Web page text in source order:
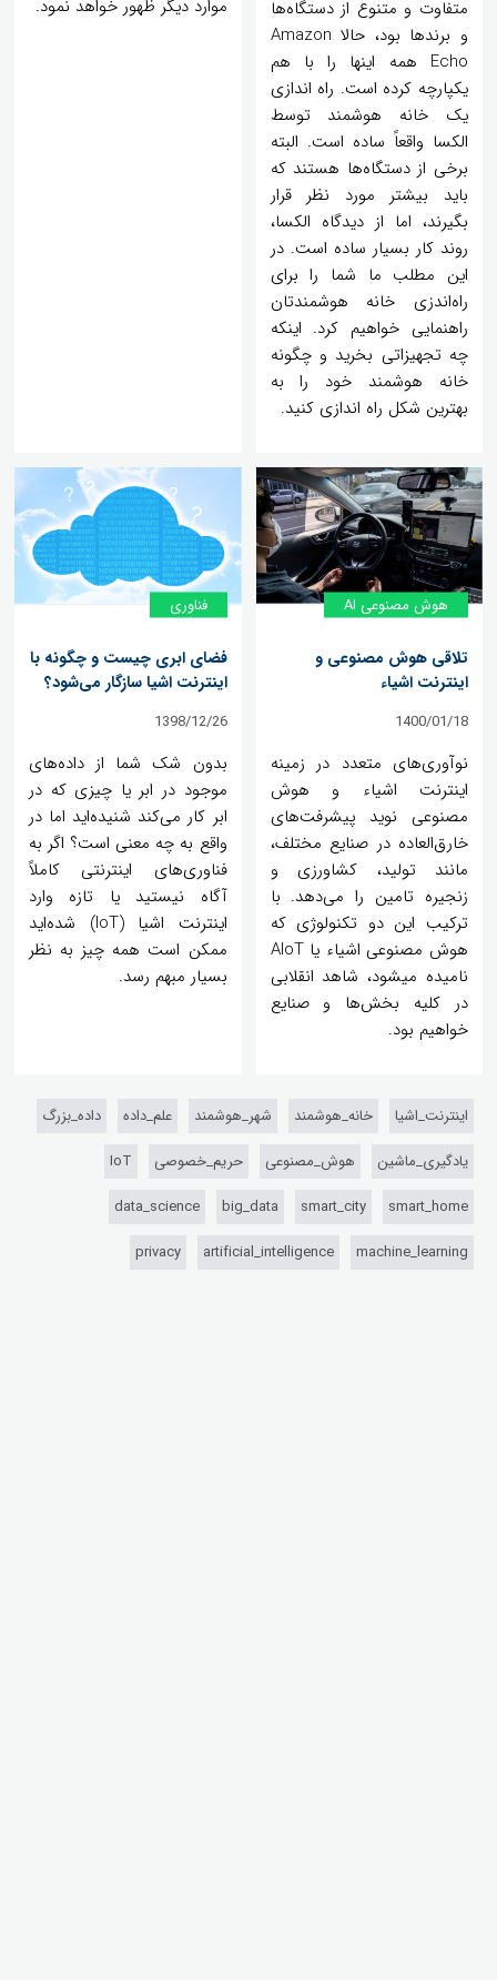
متفاوت و متنوع از دستگاه‌ها
و برندها بود، حالا Amazon
Echo همه اینها را با هم
یکپارچه کرده است. راه اندازی
یک خانه هوشمند توسط
الکسا واقعاً ساده است. البته
برخی از دستگاه‌ها هستند که
باید بیشتر مورد نظر قرار
بگیرند، اما از دیدگاه الکسا،
روند کار بسیار ساده است. در
این مطلب ما شما را برای
راه‌اندزی خانه هوشمندتان
راهنمایی خواهیم کرد. اینکه
چه تجهیزاتی بخرید و چگونه
خانه هوشمند خود را به
بهترین شکل راه اندازی کنید.
موارد دیگر ظهور خواهد نمود.
هوش مصنوعی AI
تلاقی هوش مصنوعی و
اینترنت اشیاء
1400/01/18
نوآوری‌های متعدد در زمینه
اینترنت اشیاء و هوش
مصنوعی نوید پیشرفت‌های
خارق‌العاده در صنایع مختلف،
مانند تولید، کشاورزی و
زنجیره تامین را می‌دهد. با
ترکیب این دو تکنولوژی که
هوش مصنوعی اشیاء یا AIoT
نامیده میشود، شاهد انقلابی
در کلیه بخش‌ها و صنایع
خواهیم بود.
فناوری
فضای ابری چیست و چگونه با
اینترنت اشیا سازگار می‌شود؟
1398/12/26
بدون شک شما از داده‌های
موجود در ابر یا چیزی که در
ابر کار می‌کند شنیده‌اید اما در
واقع به چه معنی است؟ اگر به
فناوری‌های اینترنتی کاملاً
آگاه نیستید یا تازه وارد
اینترنت اشیا (IoT) شده‌اید
ممکن است همه چیز به نظر
بسیار مبهم رسد.
اینترنت_اشیا خانه_هوشمند شهر_هوشمند علم_داده
داده_بزرگ
یادگیری_ماشین
هوش_مصنوعی حریم_خصوصی
IoT
smart_home
smart_city
big_data
data_science
machine_learning
artificial_intelligence
privacy